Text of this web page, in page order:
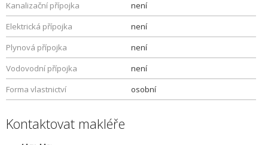
Kanalizační přípojka
není
Elektrická přípojka
není
Plynová přípojka
není
Vodovodní přípojka
není
Forma vlastnictví
osobní
Kontaktovat makléře